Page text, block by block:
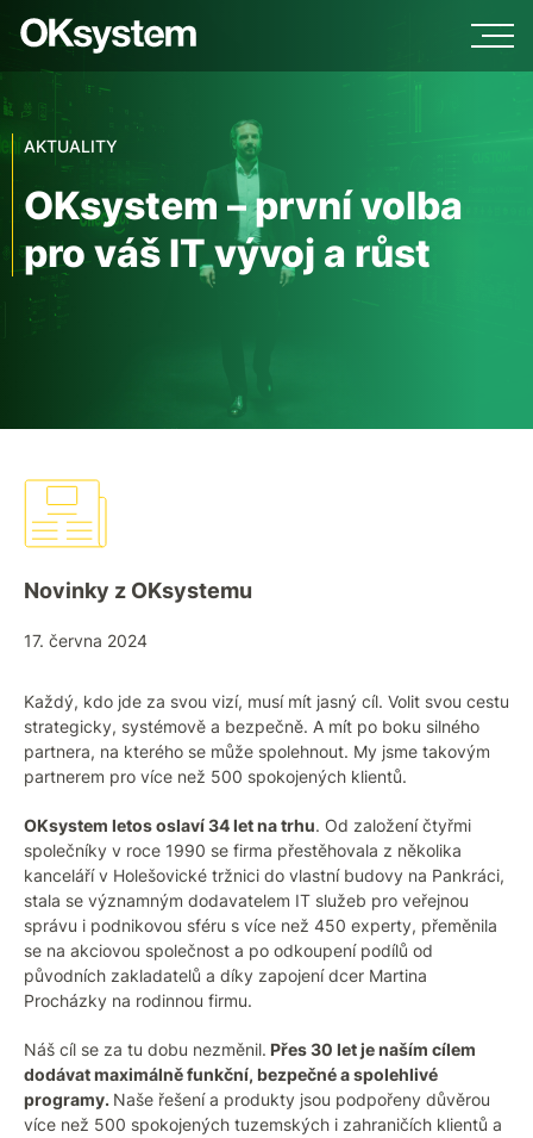
AKTUALITY
OKsystem – první volba
pro váš IT vývoj a růst
Novinky z OKsystemu
17. června 2024
Každý, kdo jde za svou vizí, musí mít jasný cíl. Volit svou cestu
strategicky, systémově a bezpečně. A mít po boku silného
partnera, na kterého se může spolehnout. My jsme takovým
partnerem pro více než 500 spokojených klientů.
OKsystem letos oslaví 34 let na trhu. Od založení čtyřmi
společníky v roce 1990 se firma přestěhovala z několika
kanceláří v Holešovické tržnici do vlastní budovy na Pankráci,
stala se významným dodavatelem IT služeb pro veřejnou
správu i podnikovou sféru s více než 450 experty, přeměnila
se na akciovou společnost a po odkoupení podílů od
původních zakladatelů a díky zapojení dcer Martina
Procházky na rodinnou firmu.
Náš cíl se za tu dobu nezměnil. Přes 30 let je naším cílem
dodávat maximálně funkční, bezpečné a spolehlivé
programy. Naše řešení a produkty jsou podpořeny důvěrou
více než 500 spokojených tuzemských i zahraničích klientů a